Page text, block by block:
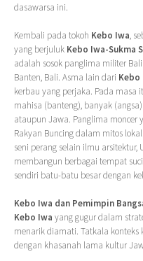
dasawarsa ini.
Kembali pada tokoh Kebo Iwa,
yang berjuluk Kebo Iwa-Sukma
adalah sosok panglima militer
Banten, Bali. Asma lain dari Kebo
kerbau yang perjaka. Pada masa
mahisa (banteng), banyak
ataupun Jawa. Panglima moncer
Rakyan Buncing dalam mitos
seni perang selain ilmu arsitektur,
membangun berbagai tempat
sendiri batu-batu besar dengan
Kebo Iwa dan Pemimpin
Kebo Iwa yang gugur dalam
menarik diamati. Tatkala
dengan khasanah lama kultur